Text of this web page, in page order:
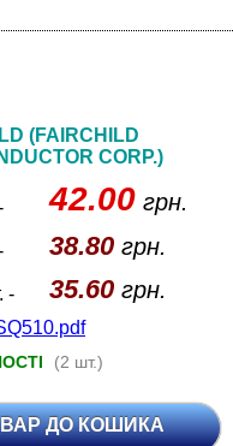
(FAIRCHILD
CORP.)
42.00 грн.
38.80 грн.
- 35.60 грн.
(2 шт.)
ДО КОШИКА